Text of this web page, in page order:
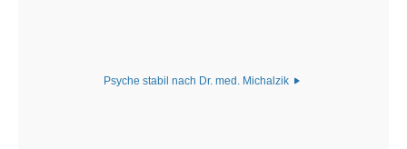
Psyche stabil nach Dr. med. Michalzik